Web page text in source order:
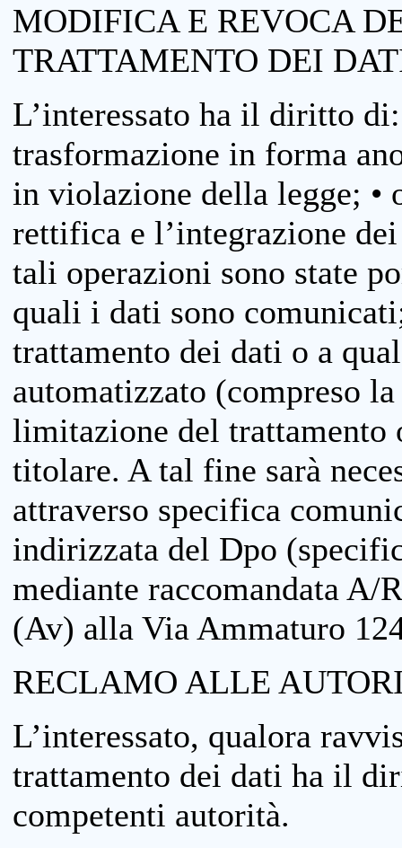
MODIFICA E REVOCA
TRATTAMENTO DEI
L’interessato ha il diritto
trasformazione in forma
in violazione della legge; •
rettifica e l’integrazione
tali operazioni sono state
quali i dati sono
trattamento dei dati o a
automatizzato (compreso
limitazione del trattamento
titolare. A tal fine sarà
attraverso specifica
indirizzata del Dpo
mediante raccomandata
(Av) alla Via Ammaturo
RECLAMO ALLE
L’interessato, qualora
trattamento dei dati ha il
competenti autorità.